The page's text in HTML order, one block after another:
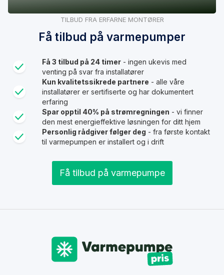
TILBUD FRA ERFARNE MONTØRER
Få tilbud på varmepumper
Få 3 tilbud på 24 timer - ingen ukevis med
venting på svar fra installatører
Kun kvalitetssikrede partnere - alle våre
installatører er sertifiserte og har dokumentert
erfaring
Spar opptil 40% på strømregningen - vi finner
den mest energieffektive løsningen for ditt hjem
Personlig rådgiver følger deg - fra første kontakt
til varmepumpen er installert og i drift
Få tilbud på varmepumpe